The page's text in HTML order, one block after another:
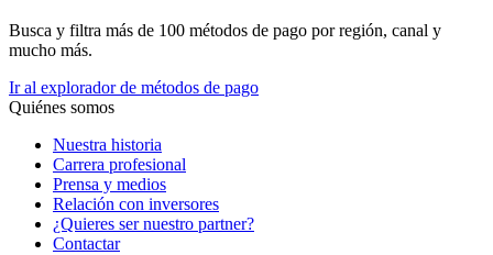
Busca y filtra más de 100 métodos de pago por región, canal y
mucho más.
Ir al explorador de métodos de pago
Quiénes somos
Nuestra historia
Carrera profesional
Prensa y medios
Relación con inversores
¿Quieres ser nuestro partner?
Contactar